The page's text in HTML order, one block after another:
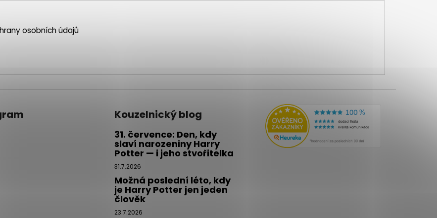
osobních údajů
Kouzelnický blog
31. července: Den, kdy
slaví narozeniny Harry
Potter — i jeho stvořitelka
31.7.2026
Možná poslední léto, kdy
je Harry Potter jen jeden
člověk
23.7.2026